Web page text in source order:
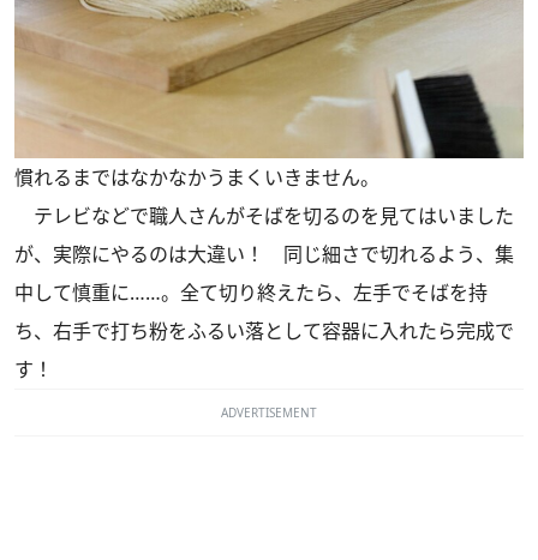
慣れるまではなかなかうまくいきません。
テレビなどで職人さんがそばを切るのを見てはいました
が、実際にやるのは大違い！ 同じ細さで切れるよう、集
中して慎重に……。全て切り終えたら、左手でそばを持
ち、右手で打ち粉をふるい落として容器に入れたら完成で
す！
ADVERTISEMENT